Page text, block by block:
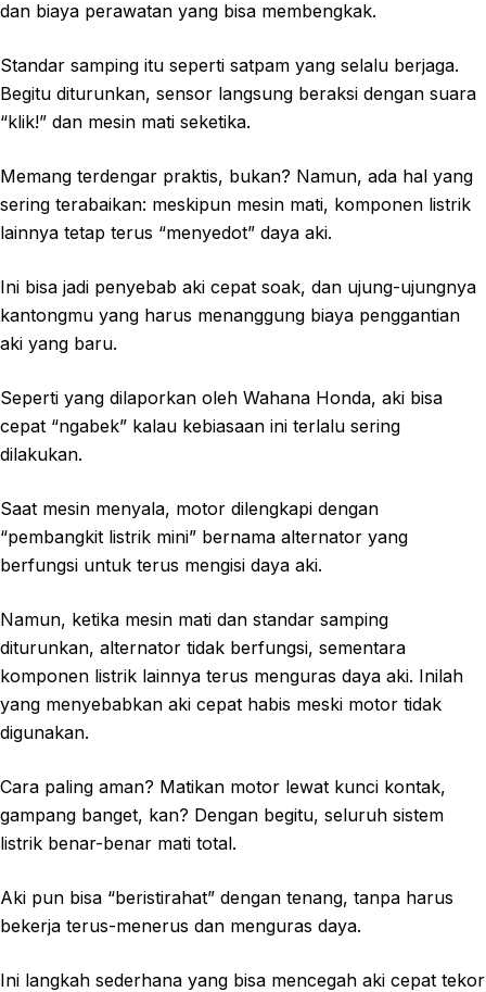
dan biaya perawatan yang bisa membengkak.
Standar samping itu seperti satpam yang selalu berjaga.
Begitu diturunkan, sensor langsung beraksi dengan suara
“klik!” dan mesin mati seketika.
Memang terdengar praktis, bukan? Namun, ada hal yang
sering terabaikan: meskipun mesin mati, komponen listrik
lainnya tetap terus “menyedot” daya aki.
Ini bisa jadi penyebab aki cepat soak, dan ujung-ujungnya
kantongmu yang harus menanggung biaya penggantian
aki yang baru.
Seperti yang dilaporkan oleh Wahana Honda, aki bisa
cepat “ngabek” kalau kebiasaan ini terlalu sering
dilakukan.
Saat mesin menyala, motor dilengkapi dengan
“pembangkit listrik mini” bernama alternator yang
berfungsi untuk terus mengisi daya aki.
Namun, ketika mesin mati dan standar samping
diturunkan, alternator tidak berfungsi, sementara
komponen listrik lainnya terus menguras daya aki. Inilah
yang menyebabkan aki cepat habis meski motor tidak
digunakan.
Cara paling aman? Matikan motor lewat kunci kontak,
gampang banget, kan? Dengan begitu, seluruh sistem
listrik benar-benar mati total.
Aki pun bisa “beristirahat” dengan tenang, tanpa harus
bekerja terus-menerus dan menguras daya.
Ini langkah sederhana yang bisa mencegah aki cepat tekor